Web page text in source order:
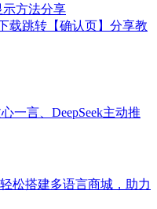
方法分享
载跳转【确认页】分享教
一言、DeepSeek主动推
松搭建多语言商城，助力